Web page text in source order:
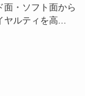
面・ソフト面から
ルティを高...